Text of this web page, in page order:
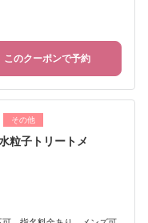
このクーポンで予約
その他
粒子トリートメ